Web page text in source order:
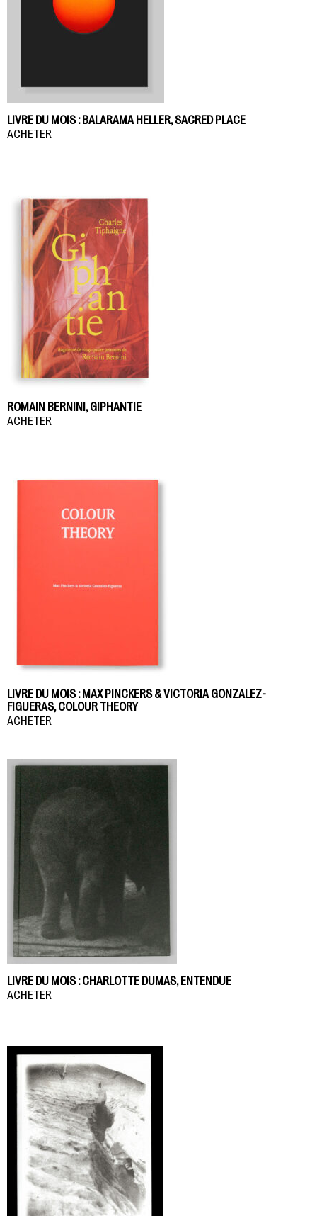
LIVRE DU MOIS : BALARAMA HELLER, SACRED PLACE
ACHETER
ROMAIN BERNINI, GIPHANTIE
ACHETER
LIVRE DU MOIS : MAX PINCKERS & VICTORIA GONZALEZ-
FIGUERAS, COLOUR THEORY
ACHETER
LIVRE DU MOIS : CHARLOTTE DUMAS, ENTENDUE
ACHETER